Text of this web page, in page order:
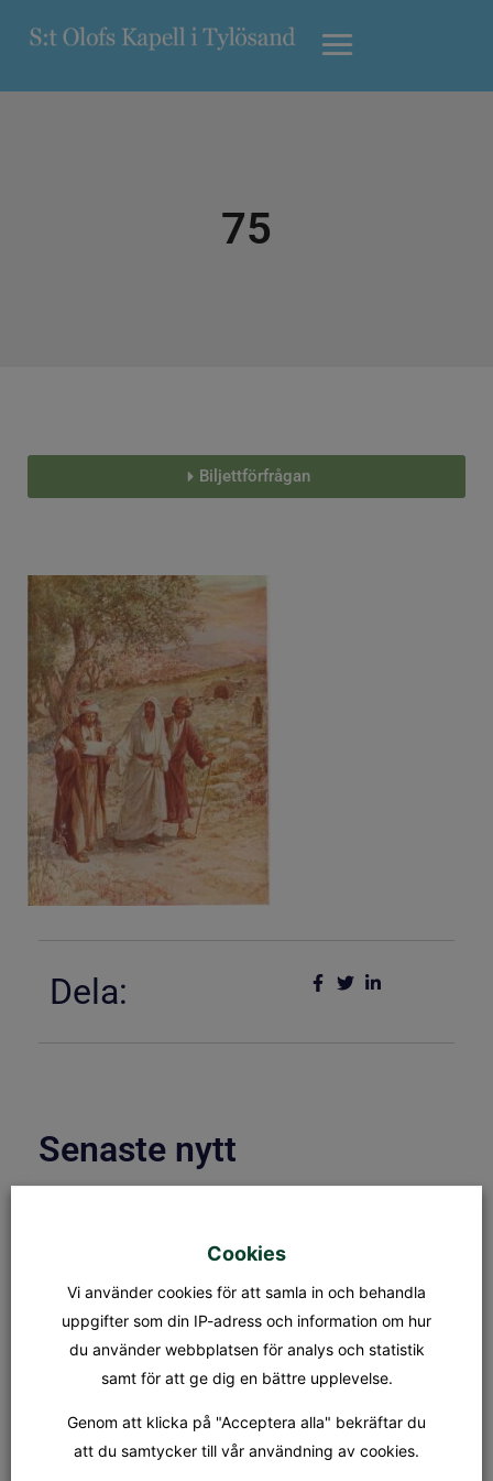
75
Biljettförfrågan
Dela:
Senaste nytt
S:t Olofs kansli öppettider Måndag
– fredag: 08.00 – 15.00
Lunchstängt: 12.30 – 13.00 Fredag
31/7 stänger kansliet kl 12.00.
Kapellet Står öppet från och
MÄSSA
SÖNDAG 9 AUGUSTI KL.18.00
Tionde söndagen efter trefaldighet
Dagens tema: Nådens gåvor Präst:
Jan-Evert Petersson Musiker:
Cookies
Vi använder cookies för att samla in och behandla
uppgifter som din IP-adress och information om hur
du använder webbplatsen för analys och statistik
samt för att ge dig en bättre upplevelse.
Genom att klicka på "Acceptera alla" bekräftar du
att du samtycker till vår användning av cookies.